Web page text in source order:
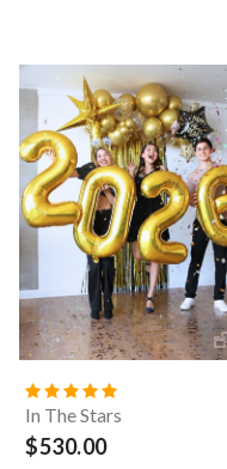
In The Stars
$530.00